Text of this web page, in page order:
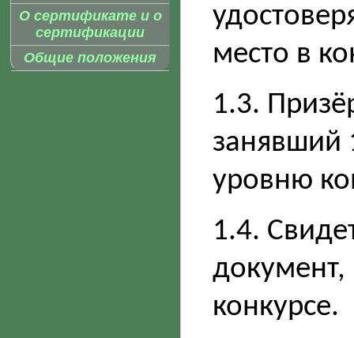
О сертификате и о
сертификации
Общие положения
место в
1.3.
занявший
уровню
1.4.
конкурсе.